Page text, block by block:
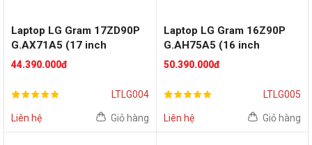
Laptop LG Gram 17ZD90P
G.AX71A5 (17 inch
WQXGA | i7 1165G7 | RAM
FreeDos | White)
44.390.000đ
LTLG004
Liên hệ Giỏ hàng
Laptop LG Gram 16Z90P
G.AH75A5 (16 inch
WQXGA | i7 1165G7 | RAM
| Black)
50.390.000đ
LTLG005
Liên hệ Giỏ hàng